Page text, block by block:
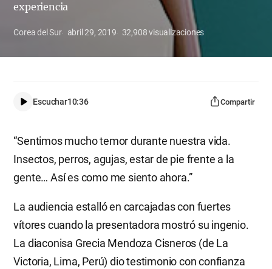
experiencia
Corea del Sur abril 29, 2019 32,908visualizaciones
Escuchar10:36 Compartir
“Sentimos mucho temor durante nuestra vida.
Insectos, perros, agujas, estar de pie frente a la
gente… Así es como me siento ahora.”
La audiencia estalló en carcajadas con fuertes
vítores cuando la presentadora mostró su ingenio.
La diaconisa Grecia Mendoza Cisneros (de La
Victoria, Lima, Perú) dio testimonio con confianza